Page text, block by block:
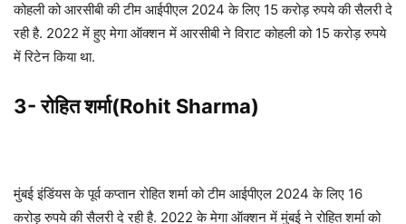
कोहली को आरसीबी की टीम आईपीएल 2024 के लिए 15 करोड़ रुपये की सैलरी दे
रही है. 2022 में हुए मेगा ऑक्शन में आरसीबी ने विराट कोहली को 15 करोड़ रुपये
में रिटेन किया था.
3- रोहित शर्मा(Rohit Sharma)
मुंबई इंडिंयस के पूर्व कप्तान रोहित शर्मा को टीम आईपीएल 2024 के लिए 16
करोड़ रुपये की सैलरी दे रही है. 2022 के मेगा ऑक्शन में मुंबई ने रोहित शर्मा को